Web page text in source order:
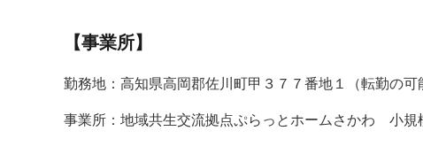
【事業所】
勤務地：高知県高岡郡佐川町甲３７７番地１（転勤の
事業所：地域共生交流拠点ぷらっとホームさかわ 小規